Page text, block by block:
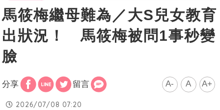
馬筱梅繼母難為／大S兒女教育
出狀況！ 馬筱梅被問1事秒變
臉
分享 留言 A- A A+
2026/07/08 07:20